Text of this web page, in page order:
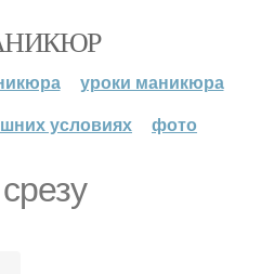
уроки маникюра
условиях
фото